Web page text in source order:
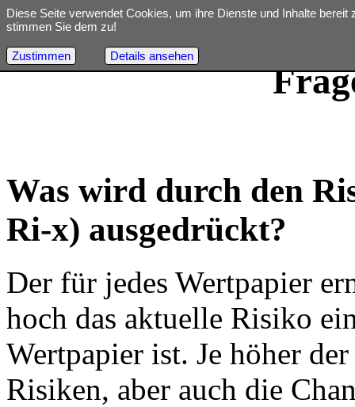
Start FAQ Datenarchiv
Was wird durch den
Ri-x) ausgedrückt?
Der für jedes Wertpapier
hoch das aktuelle Risiko
Wertpapier ist. Je höher
Risiken, aber auch die
Diese Seite verwendet Cookies, um ihre Dienste und Inhalte
stimmen Sie dem zu!
Zustimmen Details ansehen